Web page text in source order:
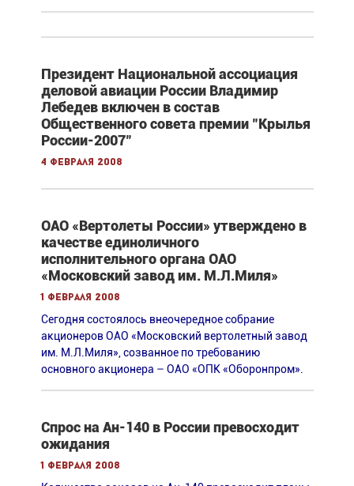
Президент Национальной ассоциация
деловой авиации России Владимир
Лебедев включен в состав
Общественного совета премии "Крылья
России-2007"
4 февраля 2008
ОАО «Вертолеты России» утверждено в
качестве единоличного
исполнительного органа ОАО
«Московский завод им. М.Л.Миля»
1 февраля 2008
Сегодня состоялось внеочередное собрание
акционеров ОАО «Московский вертолетный завод
им. М.Л.Миля», созванное по требованию
основного акционера – ОАО «ОПК «Оборонпром».
Спрос на Ан-140 в России превосходит
ожидания
1 февраля 2008